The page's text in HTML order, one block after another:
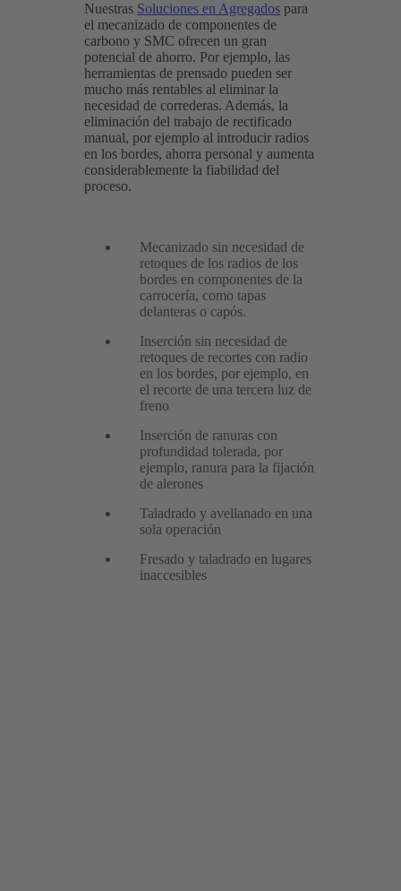
Nuestras Soluciones en Agregados para
el mecanizado de componentes de
carbono y SMC ofrecen un gran
potencial de ahorro. Por ejemplo, las
herramientas de prensado pueden ser
mucho más rentables al eliminar la
necesidad de correderas. Además, la
eliminación del trabajo de rectificado
manual, por ejemplo al introducir radios
en los bordes, ahorra personal y aumenta
considerablemente la fiabilidad del
proceso.
Mecanizado sin necesidad de
retoques de los radios de los
bordes en componentes de la
carrocería, como tapas
delanteras o capós.
Inserción sin necesidad de
retoques de recortes con radio
en los bordes, por ejemplo, en
el recorte de una tercera luz de
freno
Inserción de ranuras con
profundidad tolerada, por
ejemplo, ranura para la fijación
de alerones
Taladrado y avellanado en una
sola operación
Fresado y taladrado en lugares
inaccesibles